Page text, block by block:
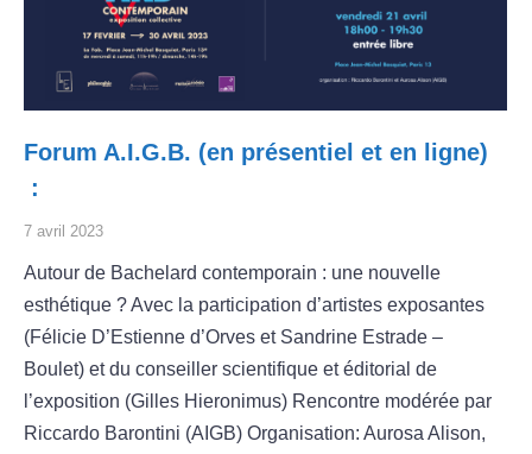
Forum A.I.G.B. (en présentiel et en ligne)
:
7 avril 2023
Autour de Bachelard contemporain : une nouvelle
esthétique ? Avec la participation d’artistes exposantes
(Félicie D’Estienne d’Orves et Sandrine Estrade –
Boulet) et du conseiller scientifique et éditorial de
l’exposition (Gilles Hieronimus) Rencontre modérée par
Riccardo Barontini (AIGB) Organisation: Aurosa Alison,